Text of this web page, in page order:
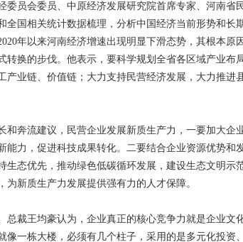
员会委员、中原经济发展研究院首席专家、河南省
全国相关统计数据梳理，分析中国经济当前形势和长
年以来河南经济增速出现明显下滑态势，其根本原
转换的步伐。他表示，要科学规划全省各区域产业布
产业链、价值链；大力支持民营经济发展，大力推进
奔流建议，民营企业发展新质生产力，一要加大企
能力，促进科技成果转化。二要结合企业资源优势和
生态优先，推动绿色低碳循环发展，建设生态文明示
新质生产力发展提供强有力的人才保障。
裁王均豪认为，企业真正的核心竞争力就是企业文
像一栋大楼，必须有几个柱子，采用的是多元化投资